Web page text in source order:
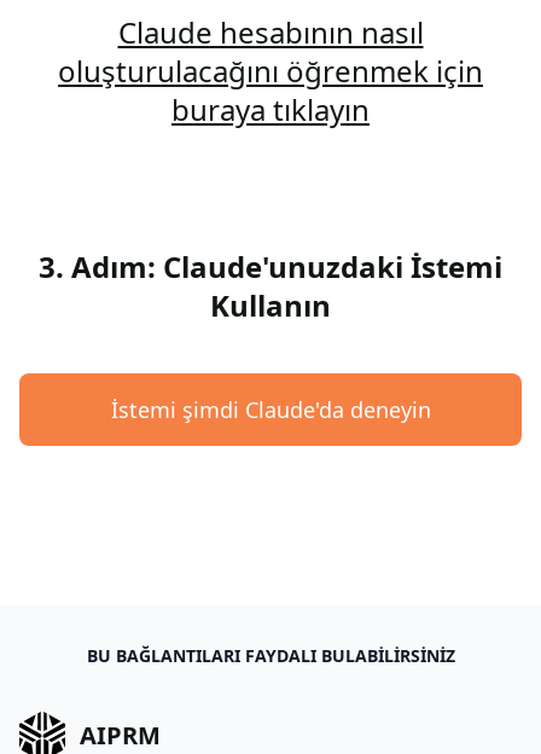
Claude hesabının nasıl
oluşturulacağını öğrenmek için
buraya tıklayın
3. Adım: Claude'unuzdaki İstemi
Kullanın
İstemi şimdi Claude'da deneyin
BU BAĞLANTILARI FAYDALI BULABILIRSINIZ
AIPRM